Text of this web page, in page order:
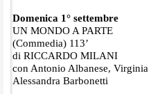
Domenica 1° settembre
UN MONDO A PARTE
(Commedia) 113’
di RICCARDO MILANI
con Antonio Albanese, Virginia
Alessandra Barbonetti